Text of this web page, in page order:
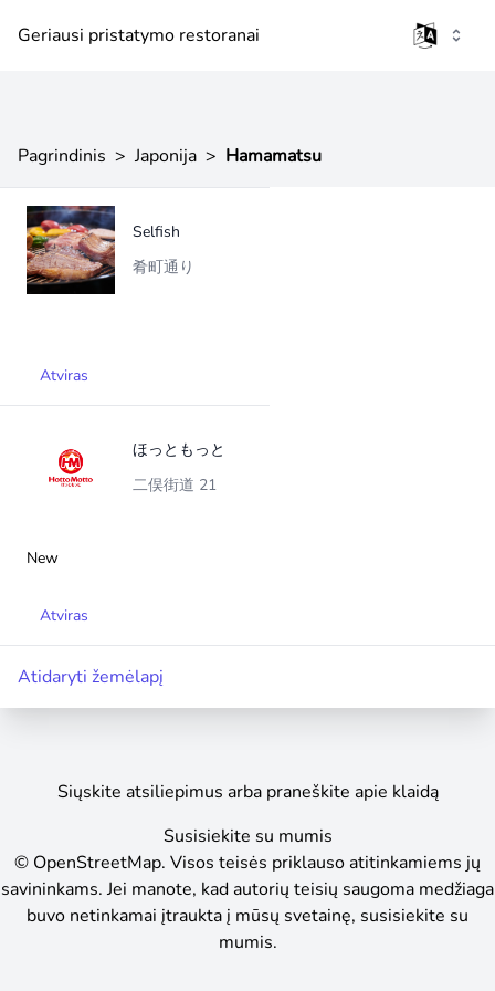
Geriausi pristatymo restoranai
Pagrindinis > Japonija > Hamamatsu
Selfish
肴町通り
Atviras
ほっともっと
二俣街道 21
New
Atviras
Atidaryti žemėlapį
Siųskite atsiliepimus arba praneškite apie klaidą
Susisiekite su mumis
© OpenStreetMap. Visos teisės priklauso atitinkamiems jų
savininkams. Jei manote, kad autorių teisių saugoma medžiaga
buvo netinkamai įtraukta į mūsų svetainę, susisiekite su
mumis.